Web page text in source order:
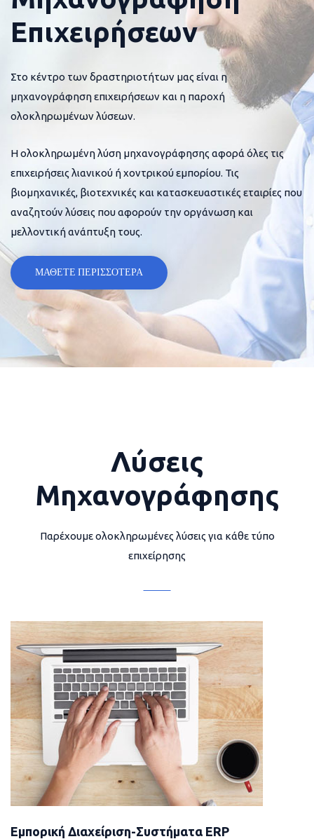
Επιχειρήσεων
Στο κέντρο των δραστηριοτήτων μας είναι η
μηχανογράφηση επιχειρήσεων και η παροχή
ολοκληρωμένων λύσεων.
Η ολοκληρωμένη λύση μηχανογράφησης αφορά όλες τις
επιχειρήσεις λιανικού ή χοντρικού εμπορίου. Τις
βιομηχανικές, βιοτεχνικές και κατασκευαστικές εταιρίες που
αναζητούν λύσεις που αφορούν την οργάνωση και
μελλοντική ανάπτυξη τους.
ΜΑΘΕΤΕ ΠΕΡΙΣΣΟΤΕΡΑ
Λύσεις
Μηχανογράφησης
Παρέχουμε ολοκληρωμένες λύσεις για κάθε τύπο
επιχείρησης
Εμπορική Διαχείριση-Συστήματα ERP